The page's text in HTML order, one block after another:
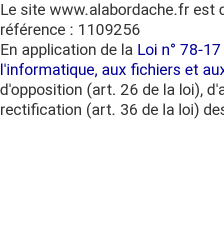
Le site www.alabordache.fr est
référence : 1109256
En application de la Loi n° 78-
l'informatique, aux fichiers et
d'opposition (art. 26 de la loi),
rectification (art. 36 de la loi)